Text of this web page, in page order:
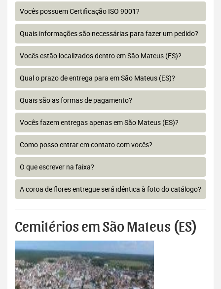
Vocês possuem Certificação ISO 9001?
Quais informações são necessárias para fazer um pedido?
Vocês estão localizados dentro em São Mateus (ES)?
Qual o prazo de entrega para em São Mateus (ES)?
Quais são as formas de pagamento?
Vocês fazem entregas apenas em São Mateus (ES)?
Como posso entrar em contato com vocês?
O que escrever na faixa?
A coroa de flores entregue será idêntica à foto do catálogo?
Cemitérios em São Mateus (ES)